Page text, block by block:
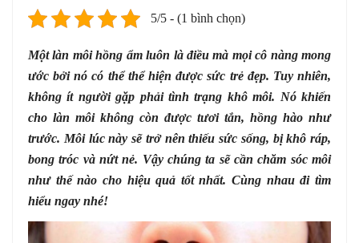
5/5 - (1 bình chọn)
Một làn môi hồng ẩm luôn là điều mà mọi cô nàng mong
ước bởi nó có thể thể hiện được sức trẻ đẹp. Tuy nhiên,
không ít người gặp phải tình trạng khô môi. Nó khiến
cho làn môi không còn được tươi tắn, hồng hào như
trước. Môi lúc này sẽ trở nên thiếu sức sống, bị khô ráp,
bong tróc và nứt nẻ. Vậy chúng ta sẽ cần chăm sóc môi
như thế nào cho hiệu quả tốt nhất. Cùng nhau đi tìm
hiểu ngay nhé!